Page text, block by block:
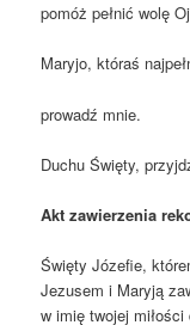
pomóż pełnić wolę
Maryjo, któraś
prowadź mnie.
Duchu Święty,
Akt zawierzenia
Święty Józefie,
Jezusem i Maryją
w imię twojej